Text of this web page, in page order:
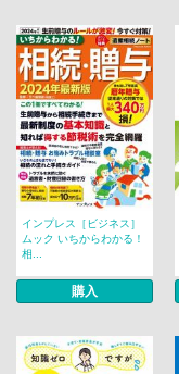
インプレス［ビジネス］
ムック いちからわかる！
相...
購入